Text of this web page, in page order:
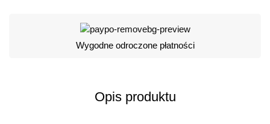
Wygodne odroczone płatności
Opis produktu